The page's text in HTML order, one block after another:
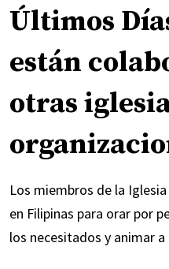
Últimos
están
otras
Los miembros de la
en Filipinas para orar por
los necesitados y animar a